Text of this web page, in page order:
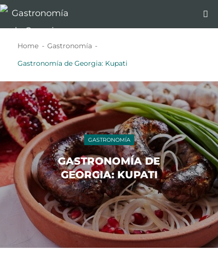
Home
Gastronomía
Gastronomía de Georgia: Kupati
GASTRONOMÍA
GASTRONOMÍA DE
GEORGIA: KUPATI